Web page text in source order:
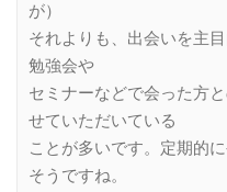
が）
それよりも、出会いを主
勉強会や
セミナーなどで会った方
せていただいている
ことが多いです。定期的
そうですね。